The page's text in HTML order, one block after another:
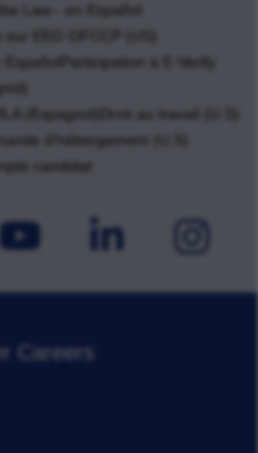
Law - en Español
EEO OFCCP (US)
Participation à E-Verify
(Espagnol)
Droit au travail (U.S)
d'hébergement (U.S)
candidat
Careers